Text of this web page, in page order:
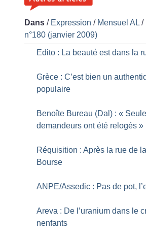
Dans / Expression / Mensuel AL /
n°180 (janvier 2009)
Edito : La beauté est dans la
Grèce : C’est bien un
populaire
Benoîte Bureau (Dal) : «
demandeurs ont été relogés »
Réquisition : Après la rue de
Bourse
ANPE/Assedic : Pas de pot,
Areva : De l’uranium dans le
nenfants